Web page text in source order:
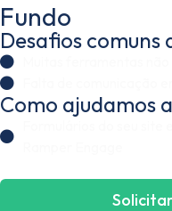
Fundo
Desafios comuns
Como ajudamos